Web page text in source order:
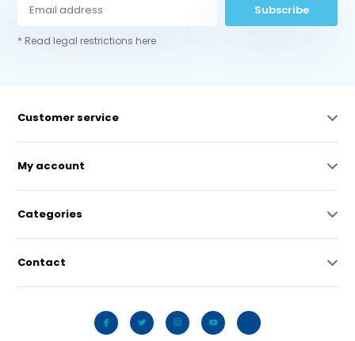
Subscribe
* Read legal restrictions here
Customer service
My account
Categories
Contact